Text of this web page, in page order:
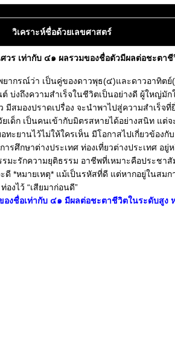
วิเคราะห์ชื่อด้วยเลขศาสตร์
วร เท่ากับ ๔๑ ผลรวมของชื่อตัวมีผลต่อชะตา
ยากรณ์ว่า เป็นคู่ของดาวพุธ(๔)และดาวอาทิตย์
ต์ บ่งถึงความสำเร็จในชีวิตเป็นอย่างดี ผู้ใหญ่มัก
สมองปราดเปรื่อง จะนำพาไปสู่ความสำเร็จที่
เด็ก เป็นคนเข้ากับมิตรสหายได้อย่างสนิท แต่
ทะยานไว้ไม่ให้ใครเห็น มีโอกาสไปเกี่ยวข้องกั
รศึกษาต่างประเทศ ท่องเที่ยวต่างประเทศ อยู่
มะรักความยุติธรรม อาชีพที่เหมาะคือประชา
*หมายเหตุ* แม้เป็นรหัสที่ดี แต่หากอยู่ในสมก
องไว้ “เสียมาก่อนดี”
องชื่อเท่ากับ ๔๑ มีผลต่อชะตาชีวิตในระดับสูง